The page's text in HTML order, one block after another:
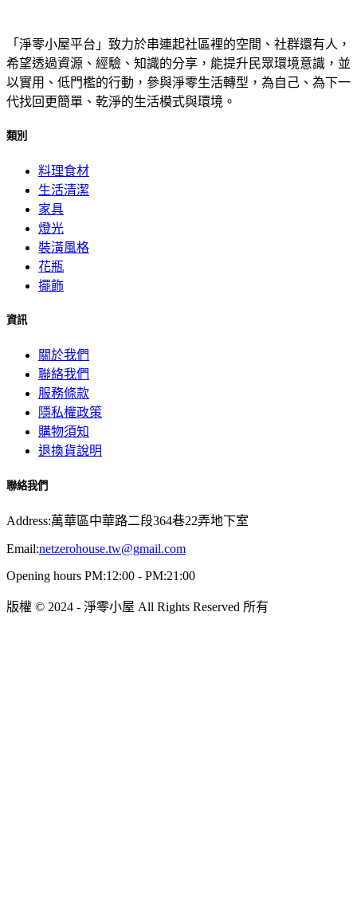
「淨零小屋平台」致力於串連起社區裡的空間、社群還有人，
希望透過資源、經驗、知識的分享，能提升民眾環境意識，並
以實用、低門檻的行動，參與淨零生活轉型，為自己、為下一
代找回更簡單、乾淨的生活模式與環境。
類別
料理食材
生活清潔
家具
燈光
裝潢風格
花瓶
擺飾
資訊
關於我們
聯絡我們
服務條款
隱私權政策
購物須知
退換貨說明
聯絡我們
Address:萬華區中華路二段364巷22弄地下室
Email:netzerohouse.tw@gmail.com
Opening hours PM:12:00 - PM:21:00
版權 © 2024 - 淨零小屋 All Rights Reserved 所有